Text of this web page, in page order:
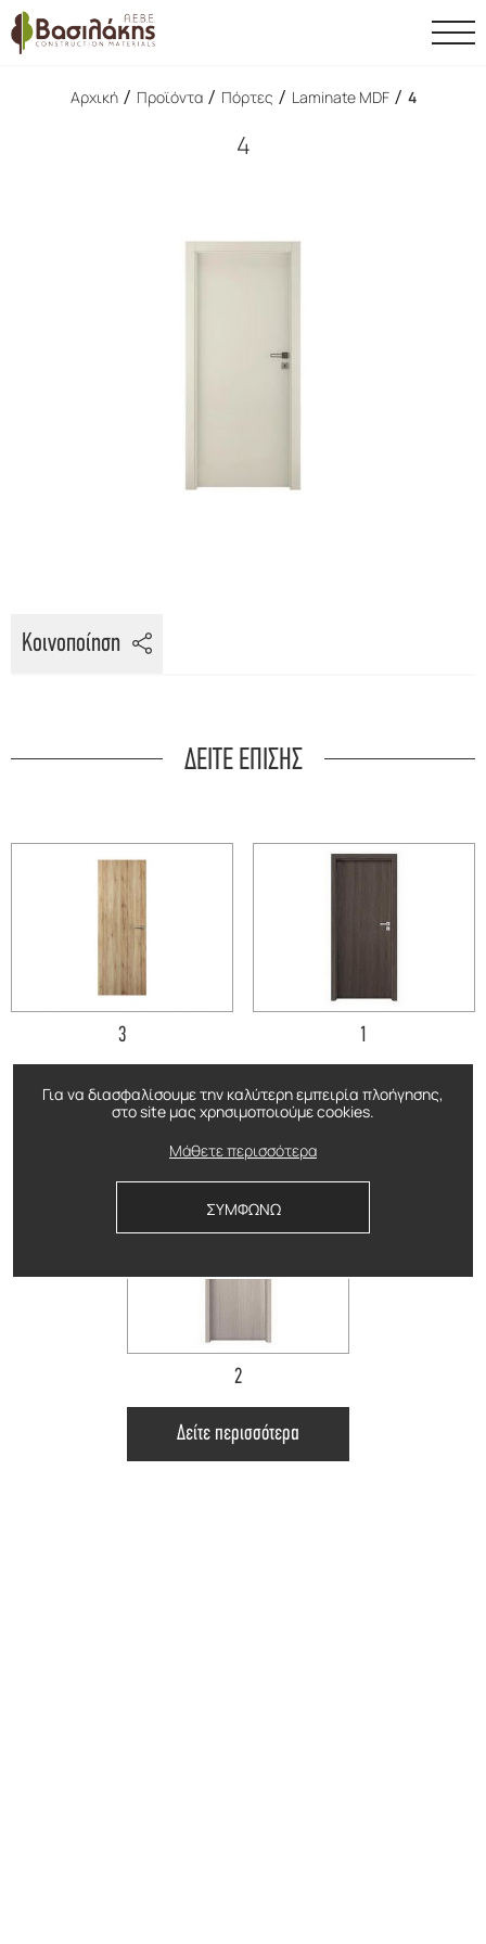
Για να διασφαλίσουμε την καλύτερη εμπειρία πλοήγησης,
στο site μας χρησιμοποιούμε cookies.
Μάθετε περισσότερα
ΣΥΜΦΩΝΩ
Αρχική / Προϊόντα / Πόρτες / Laminate MDF / 4
4
Κοινοποίηση
ΔΕΙΤΕ ΕΠΙΣΗΣ
3
Δείτε περισσότερα
1
Δείτε περισσότερα
2
Δείτε περισσότερα